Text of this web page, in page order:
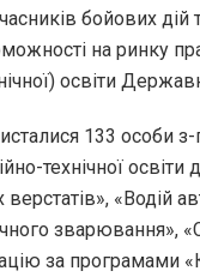
бойових дій
на ринку
освіти
133 особи з-
технічної
«Водій
зварювання»,
за програмами